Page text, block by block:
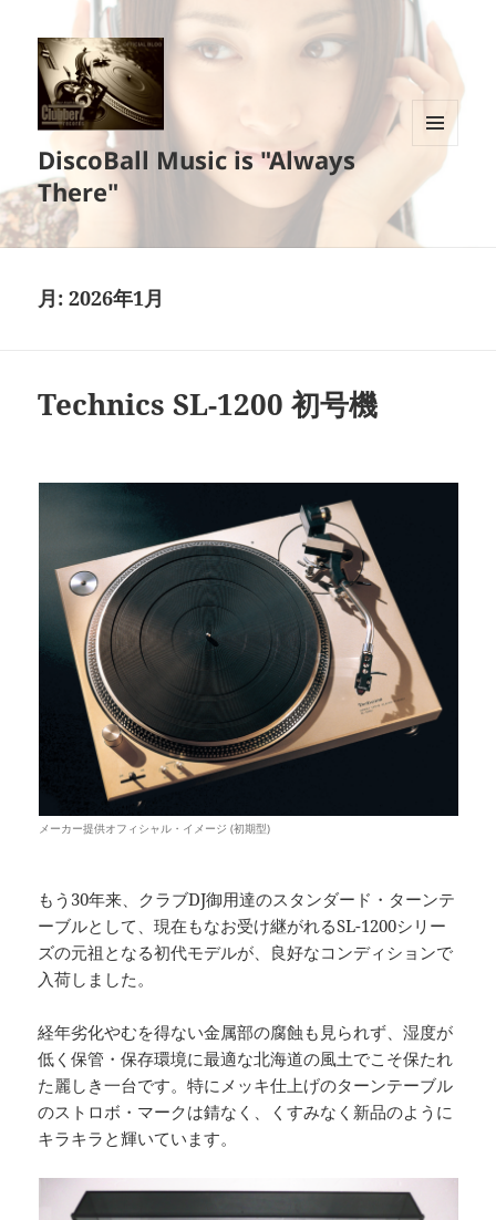
DiscoBall Music is "Always
There"
メニュ
ーとウ
ィジェ
月:2026年1月
Technics SL-1200 初号機
メーカー提供オフィシャル・イメージ (初期型)
もう30年来、クラブDJ御用達のスタンダード・ターンテ
ーブルとして、現在もなお受け継がれるSL-1200シリー
ズの元祖となる初代モデルが、良好なコンディションで
入荷しました。
経年劣化やむを得ない金属部の腐蝕も見られず、湿度が
低く保管・保存環境に最適な北海道の風土でこそ保たれ
た麗しき一台です。特にメッキ仕上げのターンテーブル
のストロボ・マークは錆なく、くすみなく新品のように
キラキラと輝いています。